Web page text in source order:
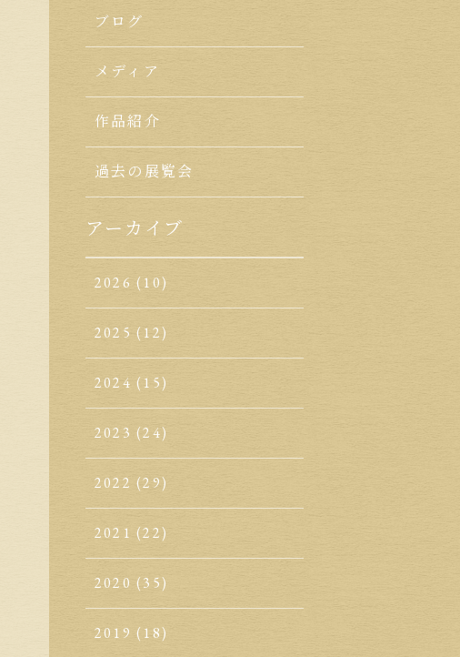
ブログ
メディア
作品紹介
過去の展覧会
アーカイブ
2026 (10)
2025 (12)
2024 (15)
2023 (24)
2022 (29)
2021 (22)
2020 (35)
2019 (18)